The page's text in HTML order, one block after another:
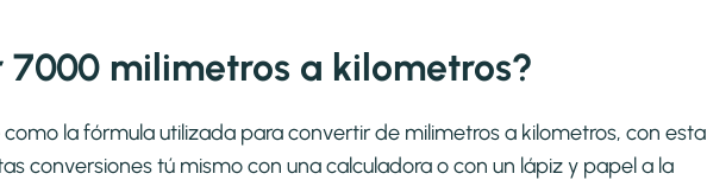
7000 milimetros a kilometros?
la fórmula utilizada para convertir de milimetros a kilometros, con esta
conversiones tú mismo con una calculadora o con un lápiz y papel a la